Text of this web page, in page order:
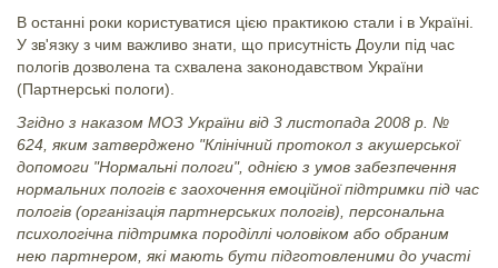
В останні роки користуватися цією практикою стали і в Україні.
У зв'язку з чим важливо знати, що присутність Доули під час
пологів дозволена та схвалена законодавством України
(Партнерські пологи).
Згідно з наказом МОЗ України від 3 листопада 2008 р. №
624, яким затверджено "Клінічний протокол з акушерської
допомоги "Нормальні пологи", однією з умов забезпечення
нормальних пологів є заохочення емоційної підтримки під час
пологів (організація партнерських пологів), персональна
психологічна підтримка породіллі чоловіком або обраним
нею партнером, які мають бути підготовленими до участі